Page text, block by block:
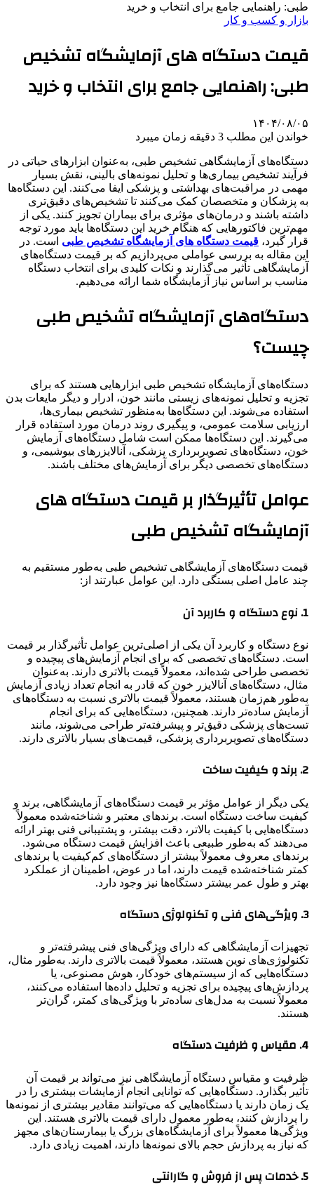
طبی: راهنمایی جامع برای انتخاب و خرید
بازار و کسب و کار
قیمت دستگاه های آزمایشگاه تشخیص
طبی: راهنمایی جامع برای انتخاب و خرید
۱۴۰۴/۰۸/۰۵
خواندن این مطلب 3 دقیقه زمان میبرد
دستگاه‌های آزمایشگاهی تشخیص طبی، به‌عنوان ابزارهای حیاتی در
فرآیند تشخیص بیماری‌ها و تحلیل نمونه‌های بالینی، نقش بسیار
مهمی در مراقبت‌های بهداشتی و پزشکی ایفا می‌کنند. این دستگاه‌ها
به پزشکان و متخصصان کمک می‌کنند تا تشخیص‌های دقیق‌تری
داشته باشند و درمان‌های مؤثری برای بیماران تجویز کنند. یکی از
مهم‌ترین فاکتورهایی که هنگام خرید این دستگاه‌ها باید مورد توجه
قرار گیرد، قیمت دستگاه های آزمایشگاه تشخیص طبی است. در
این مقاله به بررسی عواملی می‌پردازیم که بر قیمت دستگاه‌های
آزمایشگاهی تأثیر می‌گذارند و نکات کلیدی برای انتخاب دستگاه
مناسب بر اساس نیاز آزمایشگاه شما ارائه می‌دهیم.
دستگاه‌های آزمایشگاه تشخیص طبی
چیست؟
دستگاه‌های آزمایشگاه تشخیص طبی ابزارهایی هستند که برای
تجزیه و تحلیل نمونه‌های زیستی مانند خون، ادرار و دیگر مایعات بدن
استفاده می‌شوند. این دستگاه‌ها به‌منظور تشخیص بیماری‌ها،
ارزیابی سلامت عمومی، و پیگیری روند درمان مورد استفاده قرار
می‌گیرند. این دستگاه‌ها ممکن است شامل دستگاه‌های آزمایش
خون، دستگاه‌های تصویربرداری پزشکی، آنالایزرهای بیوشیمی، و
دستگاه‌های تخصصی دیگر برای آزمایش‌های مختلف باشند.
عوامل تأثیرگذار بر قیمت دستگاه های
آزمایشگاه تشخیص طبی
قیمت دستگاه‌های آزمایشگاهی تشخیص طبی به‌طور مستقیم به
چند عامل اصلی بستگی دارد. این عوامل عبارتند از:
1. نوع دستگاه و کاربرد آن
نوع دستگاه و کاربرد آن یکی از اصلی‌ترین عوامل تأثیرگذار بر قیمت
است. دستگاه‌های تخصصی که برای انجام آزمایش‌های پیچیده و
تخصصی طراحی شده‌اند، معمولاً قیمت بالاتری دارند. به‌عنوان
مثال، دستگاه‌های آنالایزر خون که قادر به انجام تعداد زیادی آزمایش
به‌طور هم‌زمان هستند، معمولاً قیمت بالاتری نسبت به دستگاه‌های
آزمایش ساده‌تر دارند. همچنین، دستگاه‌هایی که برای انجام
تست‌های پزشکی دقیق‌تر و پیشرفته‌تر طراحی می‌شوند، مانند
دستگاه‌های تصویربرداری پزشکی، قیمت‌های بسیار بالاتری دارند.
2. برند و کیفیت ساخت
یکی دیگر از عوامل مؤثر بر قیمت دستگاه‌های آزمایشگاهی، برند و
کیفیت ساخت دستگاه است. برندهای معتبر و شناخته‌شده معمولاً
دستگاه‌هایی با کیفیت بالاتر، دقت بیشتر، و پشتیبانی فنی بهتر ارائه
می‌دهند که به‌طور طبیعی باعث افزایش قیمت دستگاه می‌شود.
برندهای معروف معمولاً بیشتر از دستگاه‌های کم‌کیفیت یا برندهای
کمتر شناخته‌شده قیمت دارند، اما در عوض، اطمینان از عملکرد
بهتر و طول عمر بیشتر دستگاه‌ها نیز وجود دارد.
3. ویژگی‌های فنی و تکنولوژی دستگاه
تجهیزات آزمایشگاهی که دارای ویژگی‌های فنی پیشرفته‌تر و
تکنولوژی‌های نوین هستند، معمولاً قیمت بالاتری دارند. به‌طور مثال،
دستگاه‌هایی که از سیستم‌های خودکار، هوش مصنوعی، یا
پردازش‌های پیچیده برای تجزیه و تحلیل داده‌ها استفاده می‌کنند،
معمولاً نسبت به مدل‌های ساده‌تر با ویژگی‌های کمتر، گران‌تر
هستند.
4. مقیاس و ظرفیت دستگاه
ظرفیت و مقیاس دستگاه آزمایشگاهی نیز می‌تواند بر قیمت آن
تأثیر بگذارد. دستگاه‌هایی که توانایی انجام آزمایشات بیشتری را در
یک زمان دارند یا دستگاه‌هایی که می‌توانند مقادیر بیشتری از نمونه‌ها
را پردازش کنند، به‌طور معمول دارای قیمت بالاتری هستند. این
ویژگی‌ها معمولاً برای آزمایشگاه‌های بزرگ یا بیمارستان‌های مجهز
که نیاز به پردازش حجم بالای نمونه‌ها دارند، اهمیت زیادی دارد.
5. خدمات پس از فروش و گارانتی